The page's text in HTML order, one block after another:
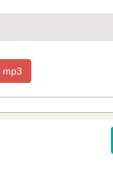
mp3